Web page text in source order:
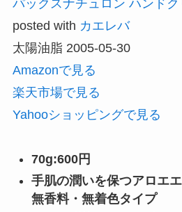
パックスナチュロン ハンド
posted with カエレバ
太陽油脂 2005-05-30
Amazonで見る
楽天市場で見る
Yahooショッピングで見る
70g:600円
手肌の潤いを保つアロエ
無香料・無着色タイプ